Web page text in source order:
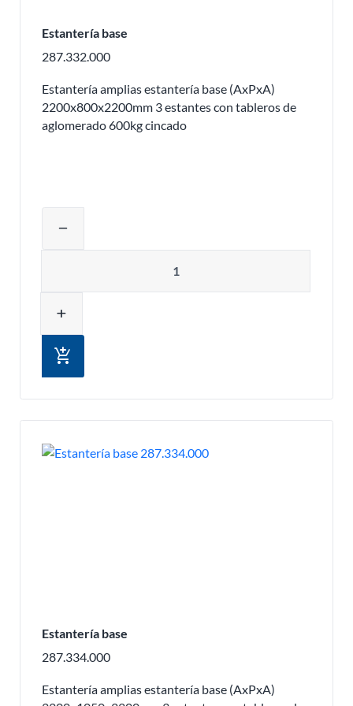
Estantería base
287.332.000
Estantería amplias estantería base (AxPxA)
2200x800x2200mm 3 estantes con tableros de
aglomerado 600kg cincado
remove
add
add_shopping_cart
Estantería base
287.334.000
Estantería amplias estantería base (AxPxA)